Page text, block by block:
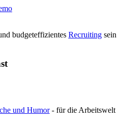
budgeteffizientes Recruiting sein
und Humor- für die Arbeitswelt